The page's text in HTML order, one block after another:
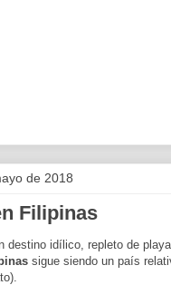
de 2018
Filipinas
destino idílico, repleto de
sigue siendo un país